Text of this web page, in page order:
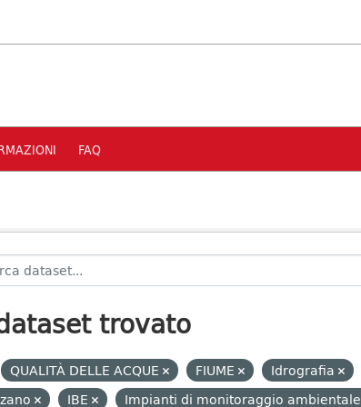
FAQ
trovato
QUALITÀ DELLE ACQUE FIUME
Idrografia
IBE Impianti di monitoraggio ambientale